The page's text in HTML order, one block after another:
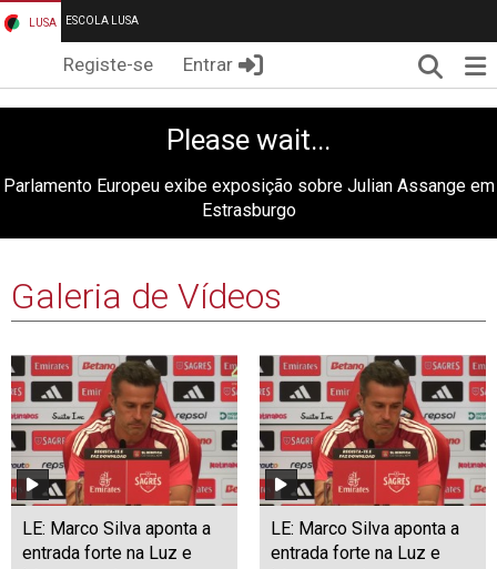
LUSA ESCOLA LUSA
Registe-se Entrar
Parlamento Europeu exibe exposição sobre Julian Assange em
Estrasburgo
Galeria de Vídeos